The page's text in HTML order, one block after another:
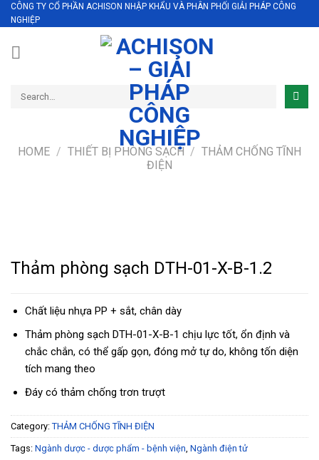
Skip
to
content
CÔNG TY CỔ PHẦN ACHISON NHẬP KHẨU VÀ PHÂN PHỐI GIẢI PHÁP CÔNG
NGHIỆP
Search
HOME / THIẾT BỊ PHÒNG SẠCH / THẢM CHỐNG TĨNH
ĐIỆN
Thảm phòng sạch DTH-01-X-B-1.2
Chất liệu nhựa PP + sắt, chân dày
Thảm phòng sạch DTH-01-X-B-1 chịu lực tốt, ổn định và
chắc chắn, có thể gấp gọn, đóng mở tự do, không tốn diện
tích mang theo
Đáy có thảm chống trơn trượt
Category: THẢM CHỐNG TĨNH ĐIỆN
Tags: Ngành dược - dược phẩm - bệnh viện Ngành điện tử